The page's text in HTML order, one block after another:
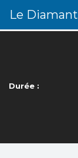
Le Diamant
Durée :